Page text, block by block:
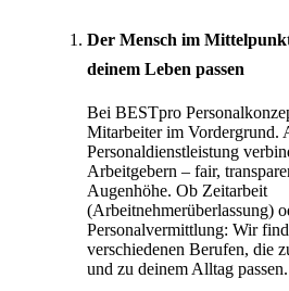
Der Mensch im
deinem Leben passen
Bei BESTpro
Mitarbeiter im Vordergrund.
Personaldienstleistung
Arbeitgebern – fair,
Augenhöhe. Ob Zeitarbeit
(Arbeitnehmerüberlassung)
Personalvermittlung: Wir
verschiedenen Berufen, die
und zu deinem Alltag passen.